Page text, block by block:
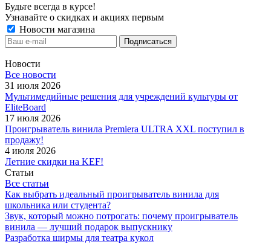
Будьте всегда в курсе!
Узнавайте о скидках и акциях первым
Новости магазина
Новости
Все новости
31 июля 2026
Мультимедийные решения для учреждений культуры от
EliteBoard
17 июля 2026
Проигрыватель винила Premiera ULTRA XXL поступил в
продажу!
4 июля 2026
Летние скидки на KEF!
Статьи
Все статьи
Как выбрать идеальный проигрыватель винила для
школьника или студента?
Звук, который можно потрогать: почему проигрыватель
винила — лучший подарок выпускнику
Разработка ширмы для театра кукол